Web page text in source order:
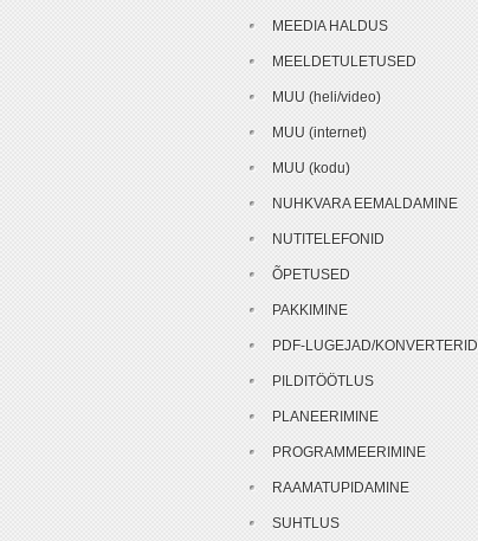
MEEDIA HALDUS
MEELDETULETUSED
MUU (heli/video)
MUU (internet)
MUU (kodu)
NUHKVARA EEMALDAMINE
NUTITELEFONID
ÕPETUSED
PAKKIMINE
PDF-LUGEJAD/KONVERTERID
PILDITÖÖTLUS
PLANEERIMINE
PROGRAMMEERIMINE
RAAMATUPIDAMINE
SUHTLUS